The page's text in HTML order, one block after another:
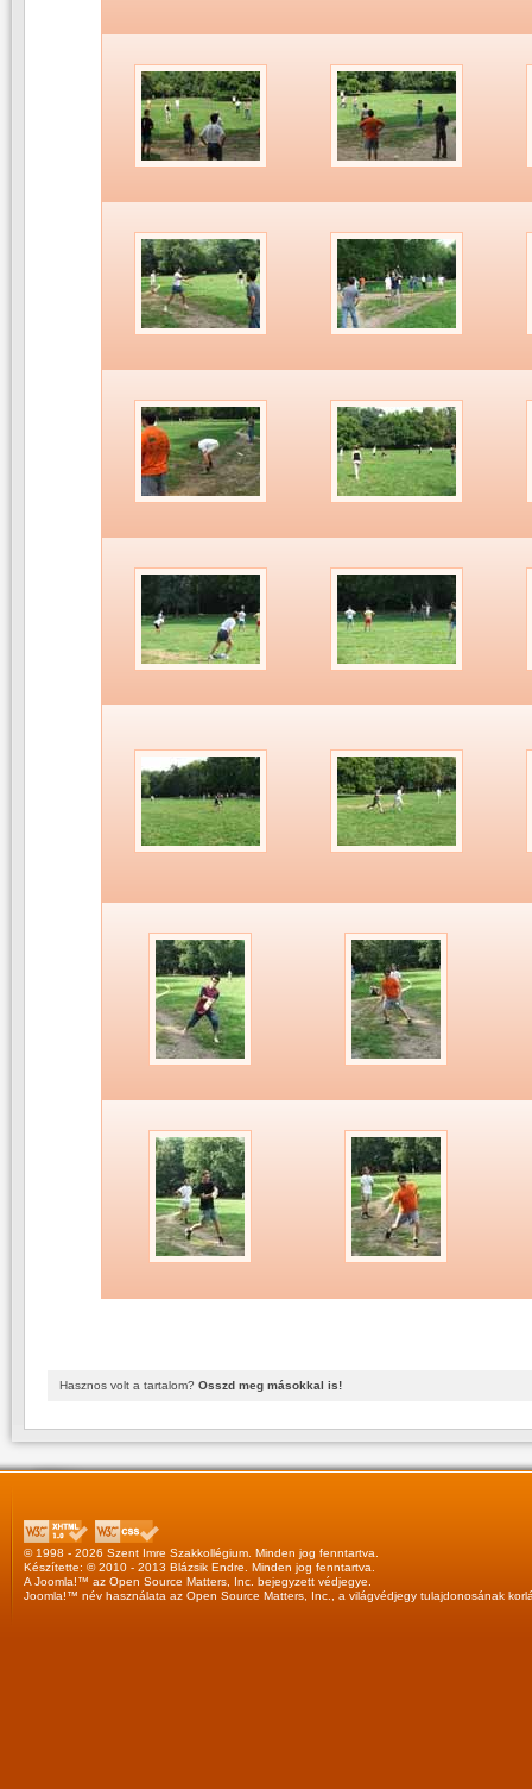
Hasznos volt a tartalom? Osszd meg másokkal is!
© 1998 - 2026 Szent Imre Szakkollégium. Minden jog fenntartva.
Készítette: © 2010 - 2013 Blázsik Endre . Minden jog fenntartva.
A Joomla!™ az Open Source Matters, Inc. bejegyzett védjegye.
Joomla!™ név használata az Open Source Matters, Inc. , a világvédjegy tulajdonosának